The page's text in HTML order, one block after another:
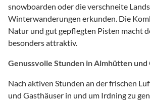
snowboarden oder die verschneite
Winterwanderungen erkunden. Die
Natur und gut gepflegten Pisten macht
besonders attraktiv.
Genussvolle Stunden in Almhütten und
Nach aktiven Stunden an der frischen
und Gasthäuser in und um Irdning zu